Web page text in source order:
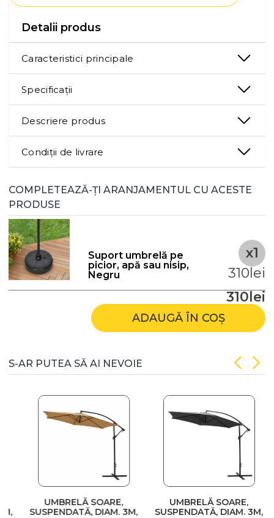
Detalii produs
Caracteristici principale
Specificații
Descriere produs
Condiții de livrare
COMPLETEAZĂ-ȚI ARANJAMENTUL CU ACESTE
PRODUSE
Suport umbrelă pe
picior, apă sau nisip,
Negru
x1
310lei
310lei
ADAUGĂ ÎN COȘ
S-AR PUTEA SĂ AI NEVOIE
UMBRELĂ SOARE,
SUSPENDATĂ, DIAM. 3M,
UMBRELĂ SOARE,
SUSPENDATĂ, DIAM. 3M,